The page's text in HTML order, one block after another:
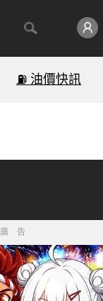
⛽️ 油價快訊
廣告